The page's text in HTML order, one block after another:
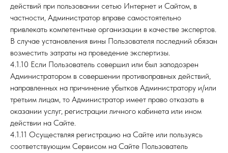
действий при пользовании сетью Интернет и Сайтом, в
частности, Администратор вправе самостоятельно
привлекать компетентные организации в качестве экспертов.
В случае установления вины Пользователя последний обязан
возместить затраты на проведение экспертизы.
4.1.10 Если Пользователь совершил или был заподозрен
Администратором в совершении противоправных действий,
направленных на причинение убытков Администратору и/или
третьим лицам, то Администратор имеет право отказать в
оказании услуг, регистрации личного кабинета или ином
действии на Сайте.
4.1.11 Осуществляя регистрацию на Сайте или пользуясь
соответствующим Сервисом на Сайте Пользователь